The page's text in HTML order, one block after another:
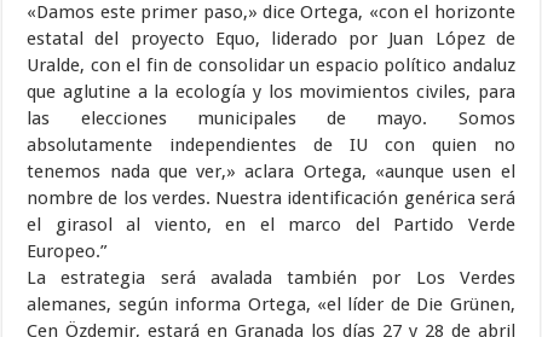
«Damos este primer paso,» dice Ortega, «con el horizonte
estatal del proyecto Equo, liderado por Juan López de
Uralde, con el fin de consolidar un espacio político andaluz
que aglutine a la ecología y los movimientos civiles, para
las elecciones municipales de mayo. Somos
absolutamente independientes de IU con quien no
tenemos nada que ver,» aclara Ortega, «aunque usen el
nombre de los verdes. Nuestra identificación genérica será
el girasol al viento, en el marco del Partido Verde
Europeo.”
La estrategia será avalada también por Los Verdes
alemanes, según informa Ortega, «el líder de Die Grünen,
Cen Özdemir, estará en Granada los días 27 y 28 de abril